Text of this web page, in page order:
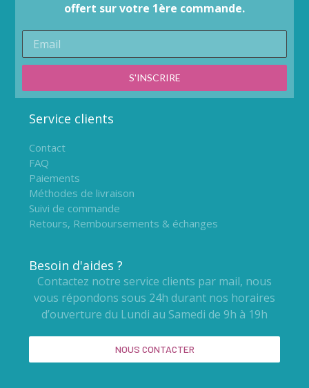
offert sur votre 1ère commande.
S'INSCRIRE
Service clients
Contact
FAQ
Paiements
Méthodes de livraison
Suivi de commande
Retours, Remboursements & échanges
Besoin d'aides ?
Contactez notre service clients par mail, nous
vous répondons sous 24h durant nos horaires
d’ouverture du Lundi au Samedi de 9h à 19h
NOUS CONTACTER